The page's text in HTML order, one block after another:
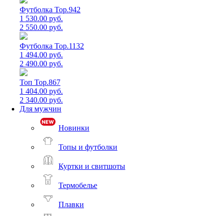
Футболка Top.942
1 530.00 руб.
2 550.00 руб.
Футболка Top.1132
1 494.00 руб.
2 490.00 руб.
Топ Top.867
1 404.00 руб.
2 340.00 руб.
Для мужчин
Новинки
Топы и футболки
Куртки и свитшоты
Термобелье
Плавки